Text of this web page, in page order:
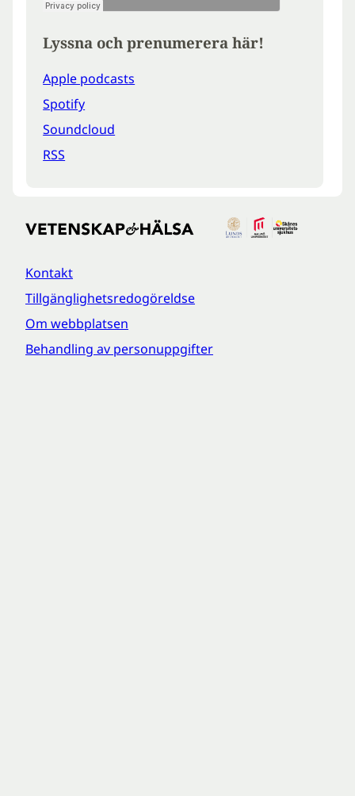
Lyssna och prenumerera här!
Apple podcasts
Spotify
Soundcloud
RSS
Kontakt
Tillgänglighetsredogöreldse
Om webbplatsen
Behandling av personuppgifter